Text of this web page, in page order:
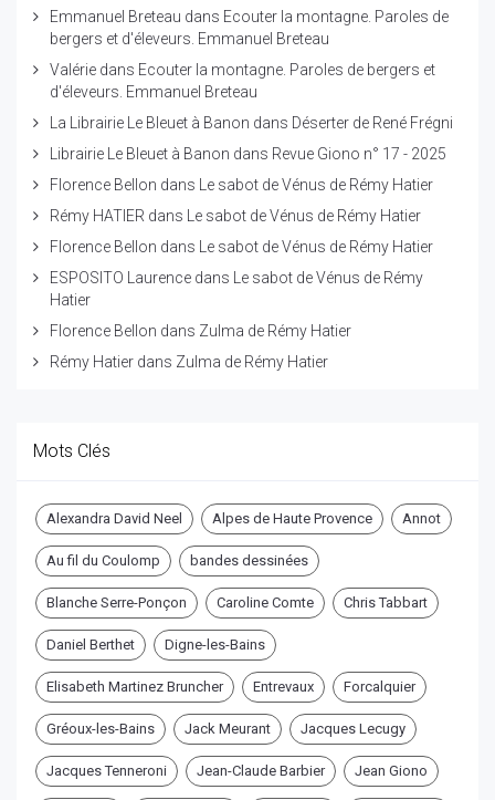
Emmanuel Breteau dans Ecouter la montagne. Paroles de
bergers et d'éleveurs. Emmanuel Breteau
Valérie dans Ecouter la montagne. Paroles de bergers et
d'éleveurs. Emmanuel Breteau
La Librairie Le Bleuet à Banon dans Déserter de René Frégni
Librairie Le Bleuet à Banon dans Revue Giono n° 17 - 2025
Florence Bellon dans
Le sabot de Vénus de Rémy Hatier
Rémy HATIER dans
Le sabot de Vénus de Rémy Hatier
Florence Bellon dans
Le sabot de Vénus de Rémy Hatier
ESPOSITO Laurence dans
Le sabot de Vénus de Rémy
Hatier
Florence Bellon dans Zulma de Rémy Hatier
Rémy Hatier dans Zulma de Rémy Hatier
Mots Clés
Alexandra David Neel Alpes de Haute Provence Annot
Au fil du Coulomp bandes dessinées
Blanche Serre-Ponçon Caroline Comte Chris Tabbart
Daniel Berthet Digne-les-Bains
Elisabeth Martinez Bruncher Entrevaux Forcalquier
Gréoux-les-Bains Jack Meurant Jacques Lecugy
Jacques Tenneroni Jean-Claude Barbier Jean Giono